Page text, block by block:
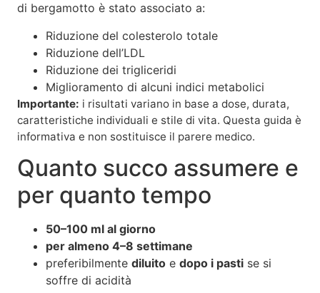
di bergamotto è stato associato a:
Riduzione del colesterolo totale
Riduzione dell’LDL
Riduzione dei trigliceridi
Miglioramento di alcuni indici metabolici
Importante: i risultati variano in base a dose, durata,
caratteristiche individuali e stile di vita. Questa guida è
informativa e non sostituisce il parere medico.
Quanto succo assumere e
per quanto tempo
50–100 ml al giorno
per almeno 4–8 settimane
preferibilmente diluito e dopo i pasti se si
soffre di acidità